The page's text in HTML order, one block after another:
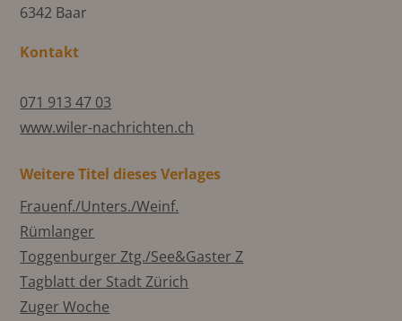
6342 Baar
Kontakt
071 913 47 03
www.wiler-nachrichten.ch
Weitere Titel dieses Verlages
Frauenf./Unters./Weinf.
Rümlanger
Toggenburger Ztg./See&Gaster Z
Tagblatt der Stadt Zürich
Zuger Woche